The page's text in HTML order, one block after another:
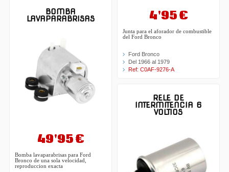
BOMBA
LAVAPARABRISAS
49'95 €
Bomba lavaparabrisas para Ford
Bronco de una sola velocidad,
reproduccion exacta
4'95 €
Junta para el aforador de combustible
del Ford Bronco
Ford Bronco
Del 1966 al 1979
Ref: C0AF-9276-A
RELE DE
INTERMITENCIA 6
VOLTIOS